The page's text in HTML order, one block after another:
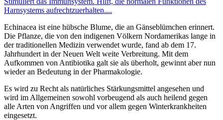
Harnsystems aufrechtzuerhalten....
Echinacea ist eine hübsche Blume, die an Gänseblümchen erinnert.
Die Pflanze, die von den indigenen Völkern Nordamerikas lange in
der traditionellen Medizin verwendet wurde, fand ab dem 17.
Jahrhundert in der Neuen Welt weite Verbreitung. Mit dem
Aufkommen von Antibiotika galt sie als überholt, gewinnt aber nun
wieder an Bedeutung in der Pharmakologie.
Es wird zu Recht als natürliches Stärkungsmittel angesehen und
wird im Allgemeinen sowohl vorbeugend als auch heilend gegen
alle Arten von Angriffen und vor allem gegen Winterkrankheiten
eingesetzt.